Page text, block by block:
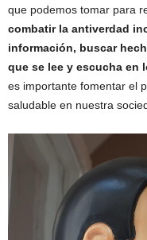
que podemos tomar para
combatir la antiverdad
información, buscar
que se lee y escucha en
es importante fomentar el
saludable en nuestra